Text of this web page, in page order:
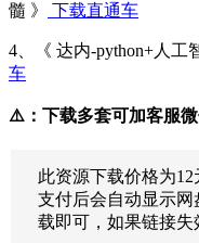
髓 》
下载直通车
4、《 达内-python+人工
车
⚠️：下载多套可加客服
此资源下载价格为12
支付后会自动显示网
载即可，如果链接失